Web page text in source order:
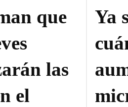
que
las
el
Ya